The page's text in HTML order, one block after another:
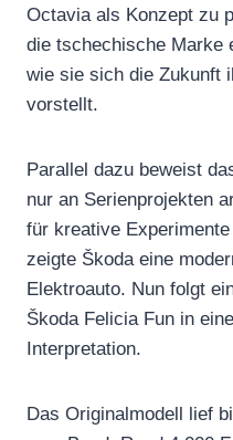
Octavia als Konzept zu
die tschechische Marke
wie sie sich die Zukunft
vorstellt.
Parallel dazu beweist
nur an Serienprojekten
für kreative
zeigte Škoda eine
Elektroauto. Nun folgt
Škoda Felicia Fun in
Interpretation.
Das Originalmodell lief